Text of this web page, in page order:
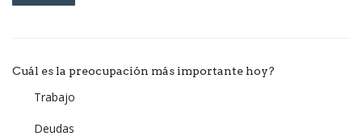
Cuál es la preocupación más importante hoy?
Trabajo
Deudas